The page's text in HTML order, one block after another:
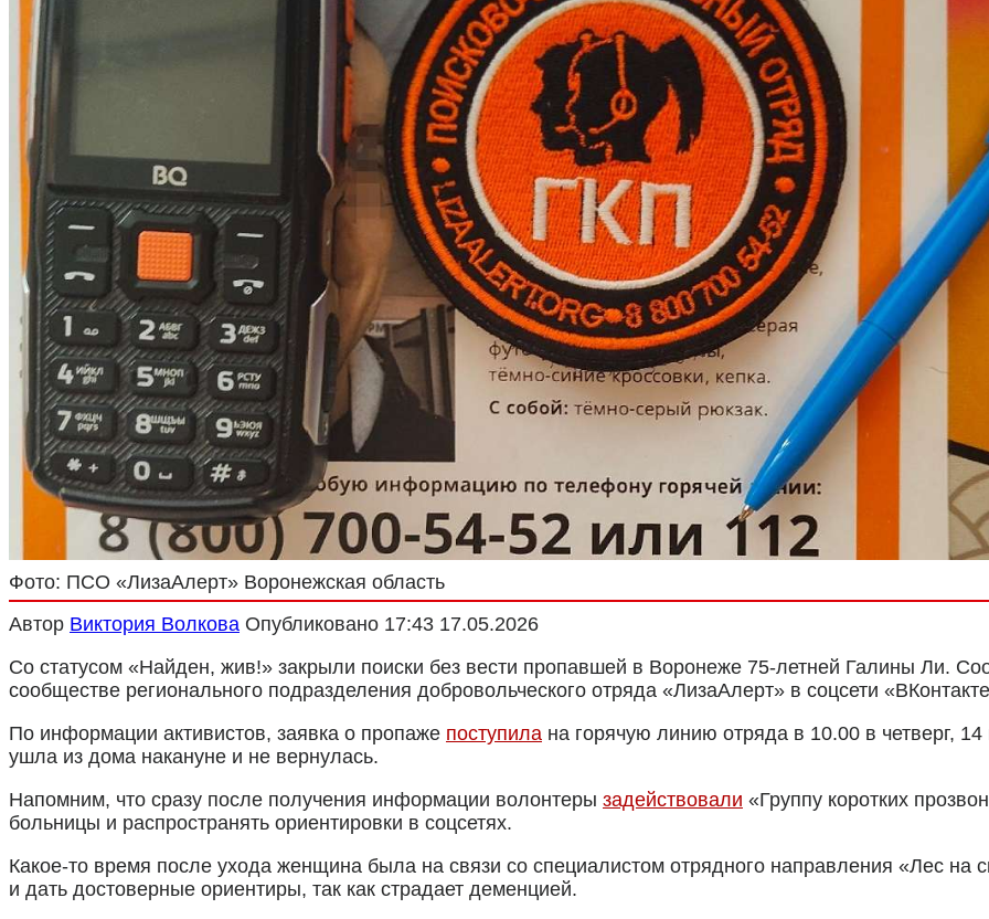
Фото: ПСО «ЛизаАлерт» Воронежская область
Автор Виктория Волкова Опубликовано 17:43 17.05.2026
Со статусом «Найден, жив!» закрыли поиски без вести пропавшей в Воронеже 75-летней Галины Ли.
сообществе регионального подразделения добровольческого отряда «ЛизаАлерт» в соцсети
По информации активистов, заявка о пропаже поступила на горячую линию отряда в 10.00 в четверг,
ушла из дома накануне и не вернулась.
Напомним, что сразу после получения информации волонтеры задействовали «Группу коротких
больницы и распространять ориентировки в соцсетях.
Какое-то время после ухода женщина была на связи со специалистом отрядного направления «Лес на
и дать достоверные ориентиры, так как страдает деменцией.